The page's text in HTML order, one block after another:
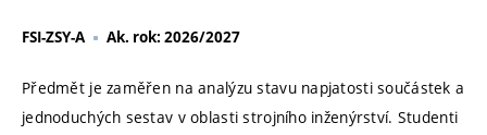
FSI-ZSY-A Ak. rok: 2026/2027
Předmět je zaměřen na analýzu stavu napjatosti součástek a
jednoduchých sestav v oblasti strojního inženýrství. Studenti